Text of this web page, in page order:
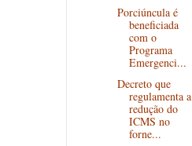
Porciúncula é
beneficiada
com o
Programa
Emergenci...
Decreto que
regulamenta a
redução do
ICMS no
forne...